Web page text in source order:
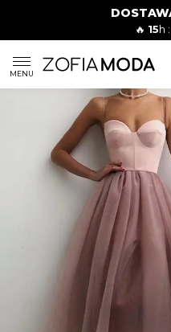
🔥 15h :
MENU
SUKIENKI